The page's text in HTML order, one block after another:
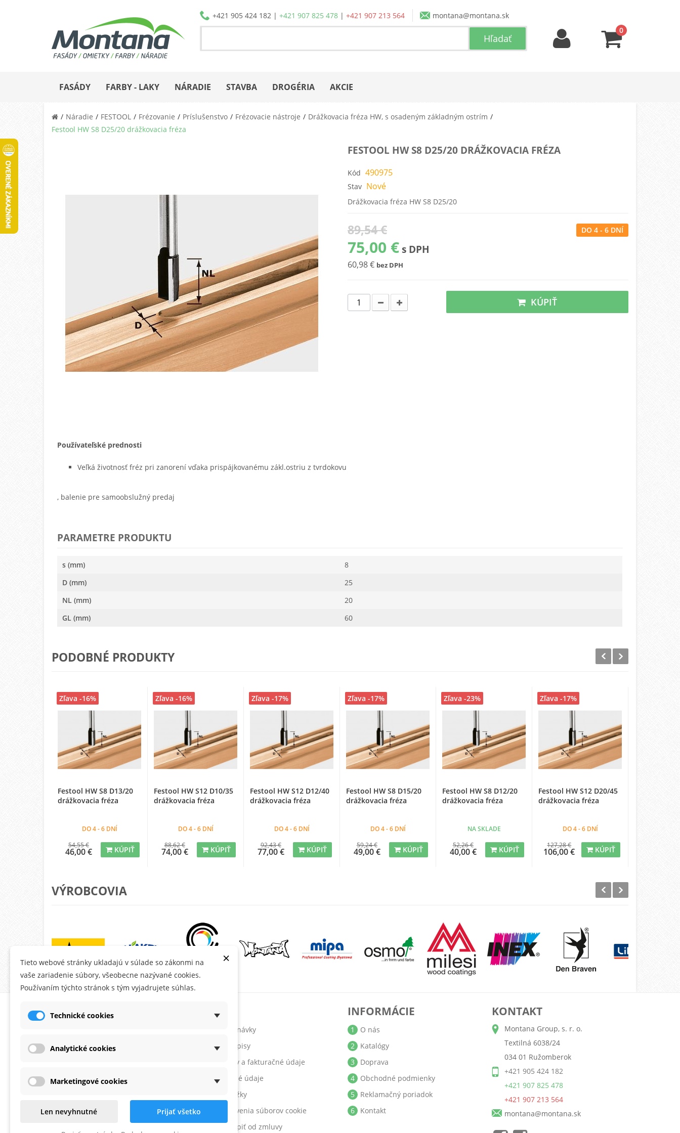
+421 905 424 182| +421 907 825 478| +421 907 213 564
montana@montana.sk
0
FASÁDY FARBY - LAKY NÁRADIE STAVBA DROGÉRIA AKCIE
Náradie FESTOOL Frézovanie Príslušenstvo Frézovacie nástroje
Drážkovacia fréza HW, s osadeným základným ostrím
Festool HW S8 D25/20 drážkovacia fréza
FESTOOL HW S8 D25/20 DRÁŽKOVACIA FRÉZA
Kód 490975
Stav Nové
Drážkovacia fréza HW S8 D25/20
89,54 €
75,00 € s DPH
60,98 € bez DPH
DO 4 - 6 DNÍ
KÚPIŤ
Používateľské prednosti
Veľká životnosť fréz pri zanorení vďaka prispájkovanému zákl.ostriu z tvrdokovu
, balenie pre samoobslužný predaj
PARAMETRE PRODUKTU
s (mm)
8
D (mm)
25
NL (mm)
20
GL (mm)
60
PODOBNÉ PRODUKTY
Festool HW S8 D13/20
drážkovacia fréza
DO 4 - 6 DNÍ
54,55 €
46,00 € KÚPIŤ
Zľava -16%
Festool HW S12 D10/35
drážkovacia fréza
DO 4 - 6 DNÍ
88,62 €
74,00 € KÚPIŤ
Zľava -16%
Festool HW S12 D12/40
drážkovacia fréza
DO 4 - 6 DNÍ
92,43 €
77,00 € KÚPIŤ
Zľava -17%
Festool HW S8 D15/20
drážkovacia fréza
DO 4 - 6 DNÍ
59,24 €
49,00 € KÚPIŤ
Zľava -17%
Festool HW S8 D12/20
drážkovacia fréza
NA SKLADE
52,26 €
40,00 € KÚPIŤ
Zľava -23%
Festool HW S12 D20/45
drážkovacia fréza
DO 4 - 6 DNÍ
127,28 €
106,00 € KÚPIŤ
Zľava -17%
VÝROBCOVIA
O MONTANA.SK
Zaoberáme sa predajom fasádnych
omietok a farieb už viac ako 20 rokov.
ÚČET
Objednávky
Dobropisy
Adresy a fakturačné údaje
Osobné údaje
Poukážky
Nastavenia súborov cookie
Odstúpiť od zmluvy
INFORMÁCIE
O nás
1
Katalógy
2
Doprava
3
Obchodné podmienky
4
Reklamačný poriadok
5
Kontakt
6
KONTAKT
Montana Group, s. r. o.
Textilná 6038/24
034 01 Ružomberok
+421 905 424 182
+421 907 825 478
+421 907 213 564
montana@montana.sk
×
Tieto webové stránky ukladajú v súlade so zákonmi na
vaše zariadenie súbory, všeobecne nazývané cookies.
Používaním týchto stránok s tým vyjadrujete súhlas.
Technické cookies
Analytické cookies
Marketingové cookies
Len nevyhnutné Prijať všetko